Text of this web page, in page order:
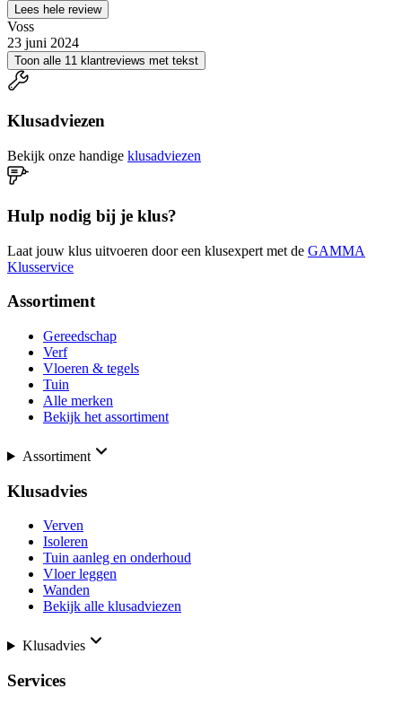
Lees hele review
Voss
23 juni 2024
Toon alle 11 klantreviews met tekst
Klusadviezen
Bekijk onze handige klusadviezen
Hulp nodig bij je klus?
Laat jouw klus uitvoeren door een klusexpert met de GAMMA
Klusservice
Assortiment
Gereedschap
Verf
Vloeren & tegels
Tuin
Alle merken
Bekijk het assortiment
Assortiment
Klusadvies
Verven
Isoleren
Tuin aanleg en onderhoud
Vloer leggen
Wanden
Bekijk alle klusadviezen
Klusadvies
Services